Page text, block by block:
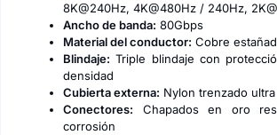
8K@240Hz, 4K@480Hz / 240Hz,
Ancho de banda: 80Gbps
Material del conductor: Cobre
Blindaje: Triple blindaje con
densidad
Cubierta externa: Nylon trenzado
Conectores: Chapados en oro
corrosión